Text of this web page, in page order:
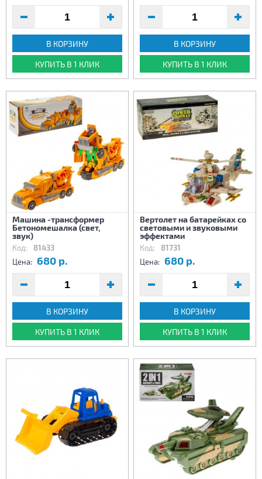
В КОРЗИНУ
КУПИТЬ В 1 КЛИК
В КОРЗИНУ
КУПИТЬ В 1 КЛИК
Машина -трансформер
Бетономешалка (свет,
звук)
Код: 81433
Цена: 680 р.
В КОРЗИНУ
КУПИТЬ В 1 КЛИК
Вертолет на батарейках со
световыми и звуковыми
эффектами
Код: 81731
Цена: 680 р.
В КОРЗИНУ
КУПИТЬ В 1 КЛИК